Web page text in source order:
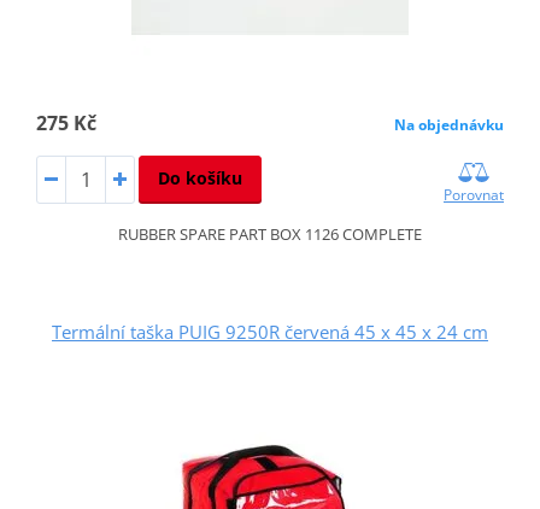
275 Kč Na objednávku
Do košíku
Porovnat
RUBBER SPARE PART BOX 1126 COMPLETE
Termální taška PUIG 9250R červená 45 x 45 x 24 cm